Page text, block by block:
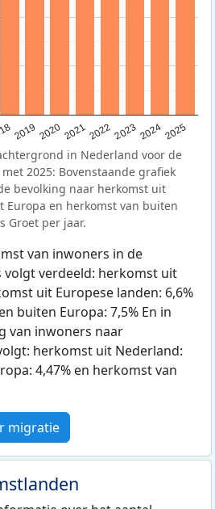
2019 202020212022202320242025
in Nederland voor de
2025: Bovenstaande grafiek
bevolking naar herkomst uit
Europa en herkomst van buiten
Groet per jaar.
van inwoners in de
volgt verdeeld: herkomst uit
uit Europese landen: 6,6%
buiten Europa: 7,5% En in
van inwoners naar
herkomst uit Nederland:
4,47% en herkomst van
migratie